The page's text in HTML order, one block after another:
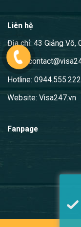
Liên hệ
Địa chỉ: 43 Giảng Võ,
Email:
Hotline: 0944.555.222
Website: Visa247.vn
Fanpage